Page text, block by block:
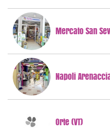
Mercato San
Napoli
Orte (VT)